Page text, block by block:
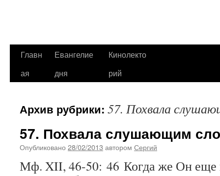
Перейти
Главн
ая
Евангелие
дня
Кинолекто
рий
Архив рубрики: 57. Похвала
57. Похвала слушающим
Опубликовано 28/02/2013 автором Сергий
Мф. XII, 46-50: 46 Когда же Он еще